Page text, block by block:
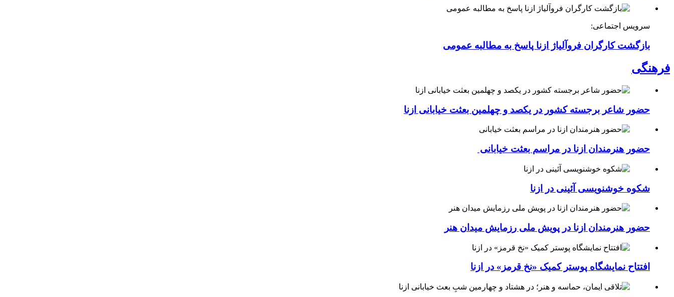
سرویس اجتماعی:
بازگشت کارگران فروآلیاژ ازنا پاسخ به مطالبه عمومی
فرهنگی
حضور شاعر برجسته کشور در یکصد و چهلمین بعثت خیابانی ازنا
حضور هنرمندان ازنا در مراسم بعثت خیابانی
شکوه خوشنویسی آئینی در ازنا
حضور هنرمندان ازنا در پویش ملی رزمایش میدان هنر
افتتاح نمایشگاه پوستر کمیک «نخ قرمز» در ازنا